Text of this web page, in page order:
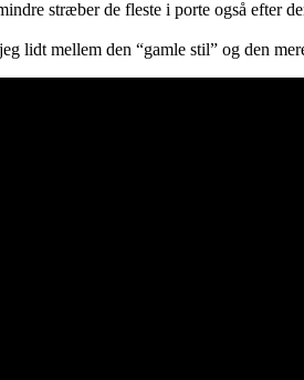
stræber de fleste i porte også efter
lidt mellem den “gamle stil” og den